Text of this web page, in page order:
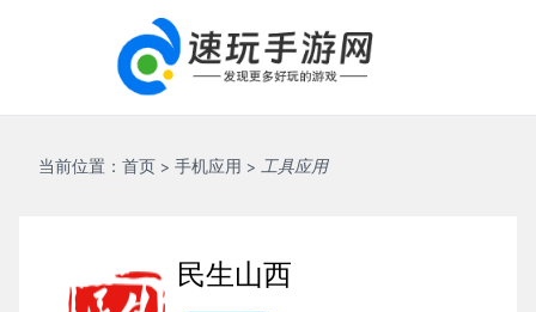
当前位置： 首页 > 手机应用 > 工具应用
民生山西